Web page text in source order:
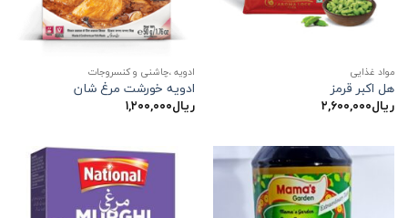
مواد غذایی
هل اکبر قرمز
ریال۲,۶۰۰,۰۰۰
ادویه ،چاشنی و کنسروجات
ادویه خورشت مرغ شان
ریال۱,۲۰۰,۰۰۰